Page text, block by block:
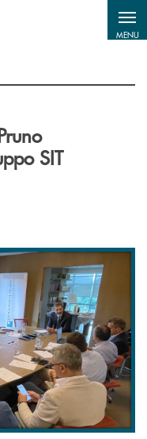
MENU
SIT